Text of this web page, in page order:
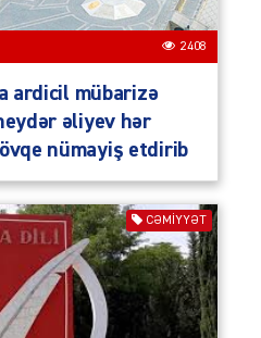
2408
ardicil mübarizə
əliyev hər
nümayiş etdirib
CƏMIYYƏT